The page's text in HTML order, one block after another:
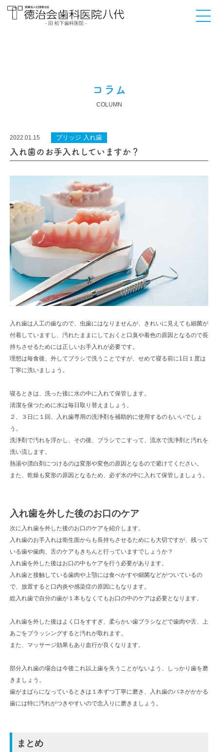
- 旧 松下歯科医院 -
コラム
COLUMN
2022.01.15 ブリッジ 入れ歯
入れ歯のお手入れしていますか？
入れ歯は人工の歯なので、虫歯にはなりませんが、きれいに見えても細菌が
付着していますし、汚れたままにしておくと口臭や着色の原因となるので長
持ちさせるためには正しいお手入れが必要です。
理想は毎食後、外してブラシで洗うことですが、せめて寝る前に1日１度は
丁寧に洗いましょう。
寝るときは、洗った後に水の中に入れて保管します。
清潔を保つために水は毎日取り替えましょう。
２、３日に１回、入れ歯専用の洗浄剤を補助的に使用するのもいいでしょ
う。
洗浄剤で汚れを浮かし、その後、ブラシでこすって、流水で洗浄剤と汚れを
洗い流します。
熱湯や漂白剤につけるのは変形や変色の原因となるので避けてください。
また、乾燥も変形の原因となるため、必ず水の中に入れて保管しましょう。
入れ歯を外した後のお口のケア
次に入れ歯を外した後のお口のケアを紹介します。
入れ歯のお手入れは衛生面からも長持ちさせるためにも大切ですが、残って
いる歯や歯肉、舌のケアもきちんと行っていますでしょうか？
入れ歯を外した後はお口の中もケアを行う必要があります。
入れ歯と接触している歯肉や上顎には食べかすや細菌などがついているの
で、放置すると口内炎や感染症の原因にもなります。
総入れ歯で自分の歯が１本もなくてもお口の中のケアは必要となります。
入れ歯を外した後はよく口をすすぎ、柔らかい歯ブラシなどで歯肉や舌、上
あごをブラッシングすると汚れが取れます。
また、マッサージ効果もあり血行が良くなります。
部分入れ歯の場合は今後これ以上歯を失うことがないよう、しっかり歯を磨
きましょう。
歯がまばらになっているときは１本ずつ丁寧に磨き、入れ歯のバネがかかる
歯には特に汚れがつきやすいので念入りに磨きましょう。
まとめ